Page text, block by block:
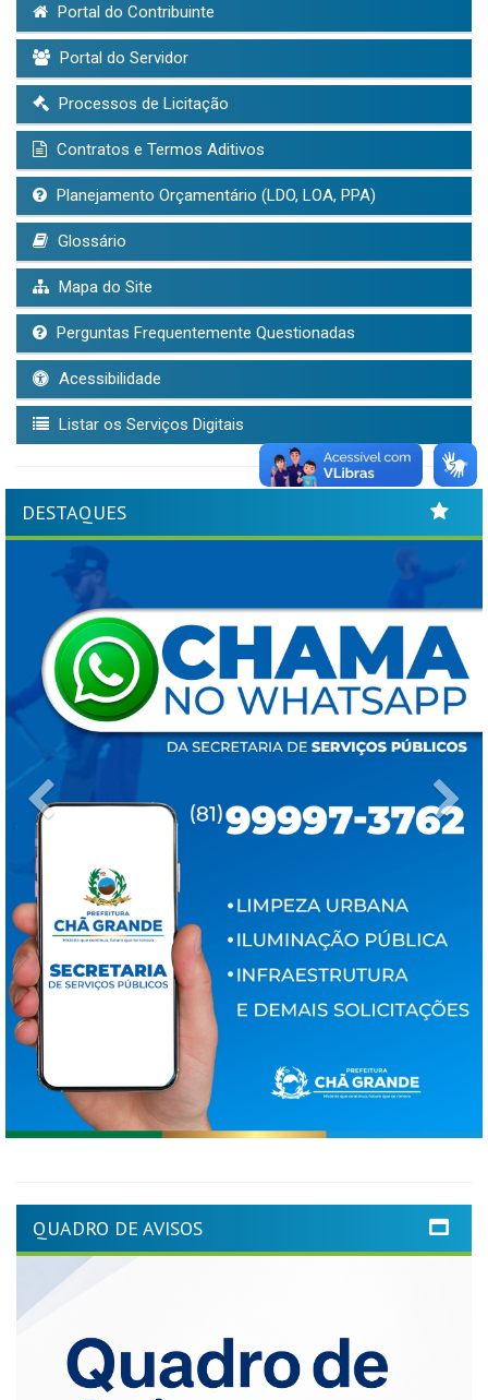
Portal do Contribuinte
Portal do Servidor
Processos de Licitação
Contratos e Termos Aditivos
Planejamento Orçamentário (LDO, LOA, PPA)
Glossário
Mapa do Site
Perguntas Frequentemente Questionadas
Acessibilidade
Listar os Serviços Digitais
DESTAQUES
QUADRO DE AVISOS